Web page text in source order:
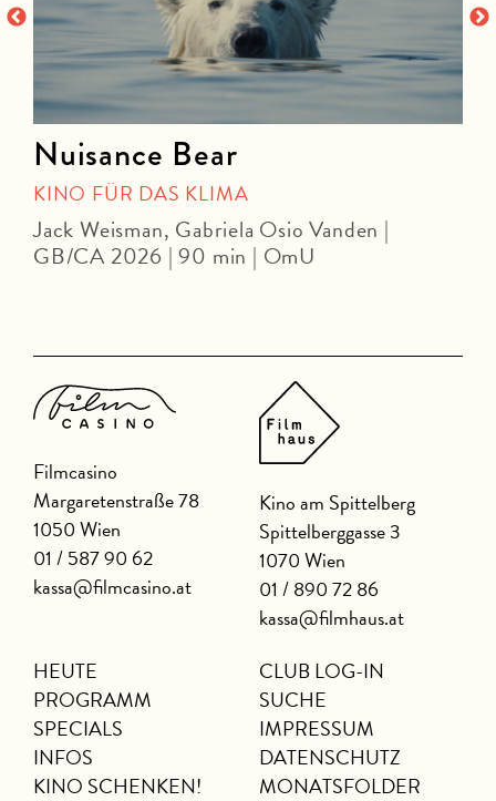
Nuisance Bear
KINO FÜR DAS KLIMA
Jack Weisman, Gabriela Osio Vanden |
GB/CA 2026 | 90 min | OmU
Filmcasino
Margaretenstraße 78
1050 Wien
01 / 587 90 62
kassa@filmcasino.at
Kino am Spittelberg
Spittelberggasse 3
1070 Wien
01 / 890 72 86
kassa@filmhaus.at
HEUTE
PROGRAMM
SPECIALS
INFOS
KINO SCHENKEN!
CLUB LOG-IN
SUCHE
IMPRESSUM
DATENSCHUTZ
MONATSFOLDER